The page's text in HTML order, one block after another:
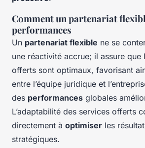
Comment un partenariat
performances
Un partenariat flexible ne se
une réactivité accrue; il assure que
offerts sont optimaux, favorisant
entre l’équipe juridique et
des performances globales
L’adaptabilité des services offerts
directement à optimiser les
stratégiques.